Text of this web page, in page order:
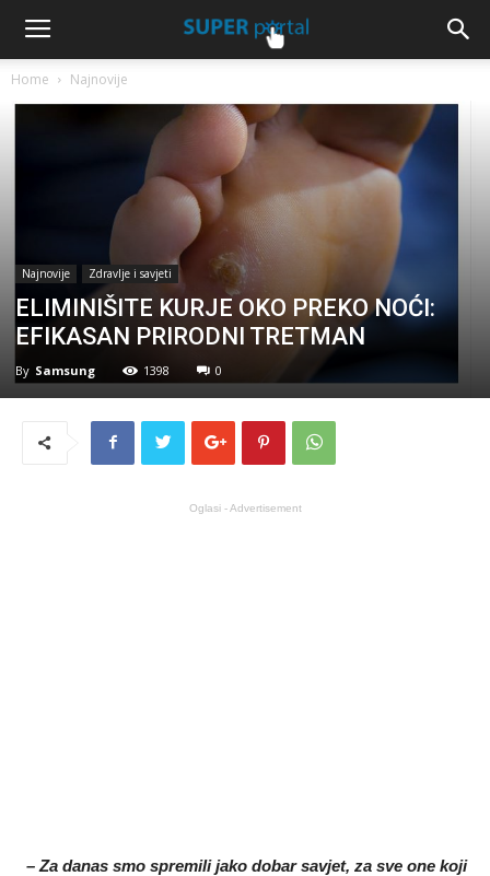
Home Najnovije
Najnovije Zdravlje i savjeti
ELIMINIŠITE KURJE OKO PREKO NOĆI:
EFIKASAN PRIRODNI TRETMAN
By Samsung 1398 0
Oglasi - Advertisement
– Za danas smo spremili jako dobar savjet, za sve one koji